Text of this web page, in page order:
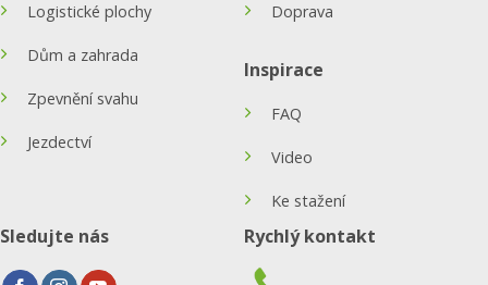
Logistické plochy
Dům a zahrada
Zpevnění svahu
Jezdectví
Doprava
Inspirace
FAQ
Video
Ke stažení
Sledujte nás Rychlý kontakt